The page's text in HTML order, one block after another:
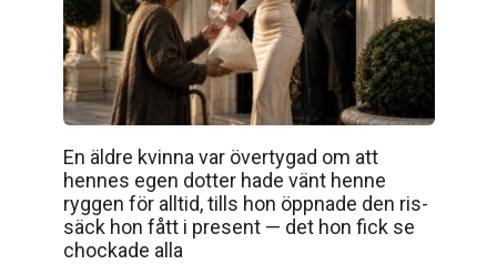
En äldre kvinna var övertygad om att
hennes egen dotter hade vänt henne
ryggen för alltid, tills hon öppnade den ris­
säck hon fått i present — det hon fick se
chockade alla